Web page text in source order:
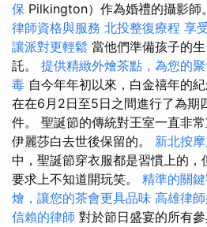
保 Pilkington）作為婚禮的攝影師
律師資格與服務 北投整復療程 享
讓派對更輕鬆 當他們準備孩子的
託。 提供精緻外燴茶點，為您的
毒 自今年年初以來，白金禧年的
在在6月2日至5日之間進行了為期
件。 聖誕節的傳統對王室一直非
伊麗莎白去世後保留的。 新北按
中，聖誕節穿衣服都是習慣上的，
要求上不知道開玩笑。 精準的關
燴，讓您的茶會更具品味 高雄律
信賴的律師 對於節日盛宴的所有